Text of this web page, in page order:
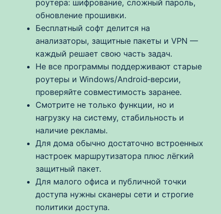
роутера: шифрование, сложный пароль,
обновление прошивки.
Бесплатный софт делится на
анализаторы, защитные пакеты и VPN —
каждый решает свою часть задач.
Не все программы поддерживают старые
роутеры и Windows/Android‑версии,
проверяйте совместимость заранее.
Смотрите не только функции, но и
нагрузку на систему, стабильность и
наличие рекламы.
Для дома обычно достаточно встроенных
настроек маршрутизатора плюс лёгкий
защитный пакет.
Для малого офиса и публичной точки
доступа нужны сканеры сети и строгие
политики доступа.